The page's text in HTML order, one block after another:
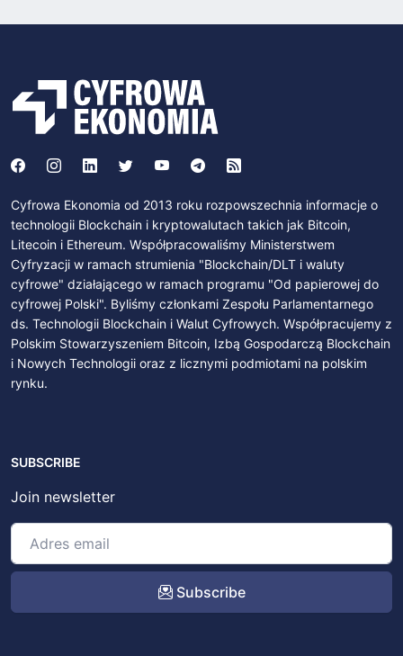
Cyfrowa Ekonomia od 2013 roku rozpowszechnia informacje o
technologii Blockchain i kryptowalutach takich jak Bitcoin,
Litecoin i Ethereum. Współpracowaliśmy Ministerstwem
Cyfryzacji w ramach strumienia "Blockchain/DLT i waluty
cyfrowe" działającego w ramach programu "Od papierowej do
cyfrowej Polski". Byliśmy członkami Zespołu Parlamentarnego
ds. Technologii Blockchain i Walut Cyfrowych. Współpracujemy z
Polskim Stowarzyszeniem Bitcoin, Izbą Gospodarczą Blockchain
i Nowych Technologii oraz z licznymi podmiotami na polskim
rynku.
SUBSCRIBE
Join newsletter
Subscribe